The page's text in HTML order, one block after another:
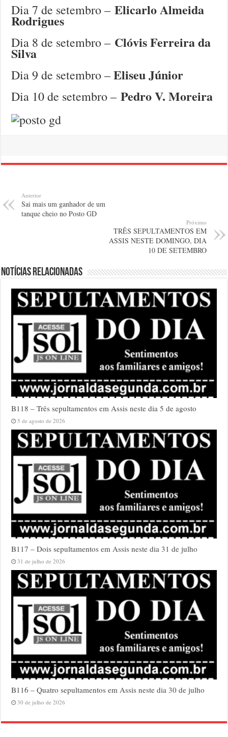
Dia 7 de setembro –Elicarlo Almeida
Rodrigues
Dia 8 de setembro – Clóvis Ferreira da
Silva
Dia 9 de setembro –Eliseu Júnior
Dia 10 de setembro –Pedro V. Moreira
Anterior
Sai mais um ganhador de um
tanque cheio no Posto GD
Próximo
TRÊS SEPULTAMENTOS EM
ASSIS NESTE DOMINGO, DIA
10 DE SETEMBRO
Notícias relacionadas
B118 – Três sepultamentos em Assis neste dia 5 de agosto
5 de agosto de 2026
B117 – Dois sepultamentos em Assis neste dia 31 de julho
31 de julho de 2026
B116 – Quatro sepultamentos em Assis neste dia 30 de julho
30 de julho de 2026